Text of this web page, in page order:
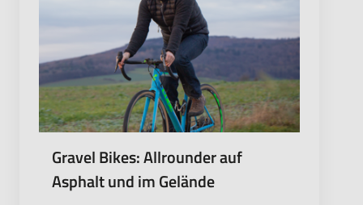
Gravel Bikes: Allrounder auf
Asphalt und im Gelände